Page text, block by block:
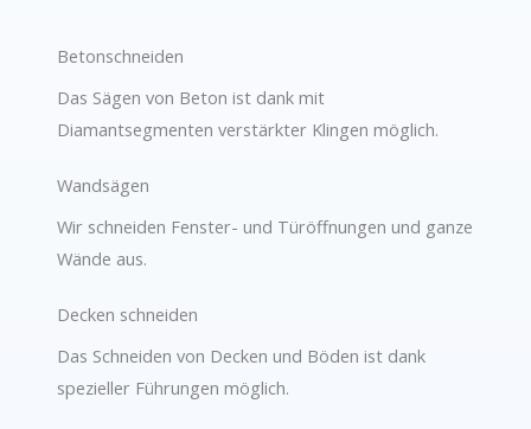
Betonschneiden
Das Sägen von Beton ist dank mit
Diamantsegmenten verstärkter Klingen möglich.
Wandsägen
Wir schneiden Fenster- und Türöffnungen und ganze
Wände aus.
Decken schneiden
Das Schneiden von Decken und Böden ist dank
spezieller Führungen möglich.